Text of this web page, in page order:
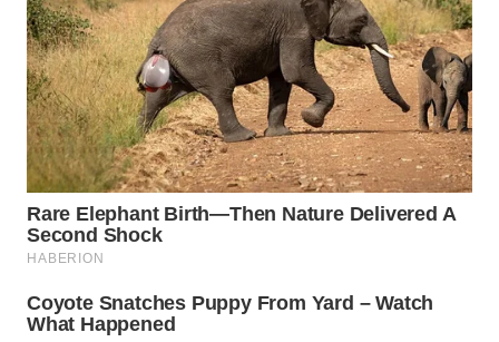
INDRAMAYU
WN
KUNINGAN
WN
MAJALENGKA
WN
SUBANG
WN